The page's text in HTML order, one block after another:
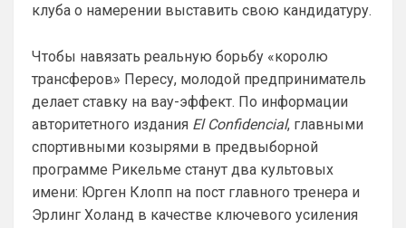
клуба о намерении выставить свою кандидатуру.
Чтобы навязать реальную борьбу «королю
трансферов» Пересу, молодой предприниматель
делает ставку на вау-эффект. По информации
авторитетного издания El Confidencial, главными
спортивными козырями в предвыборной
программе Рикельме станут два культовых
имени: Юрген Клопп на пост главного тренера и
Эрлинг Холанд в качестве ключевого усиления